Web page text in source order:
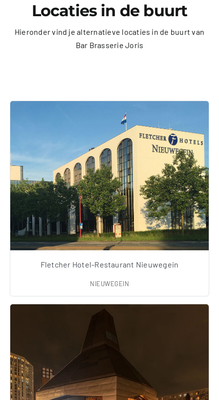
Locaties in de buurt
Hieronder vind je alternatieve locaties in de buurt van
Bar Brasserie Joris
Fletcher Hotel-Restaurant Nieuwegein
NIEUWEGEIN